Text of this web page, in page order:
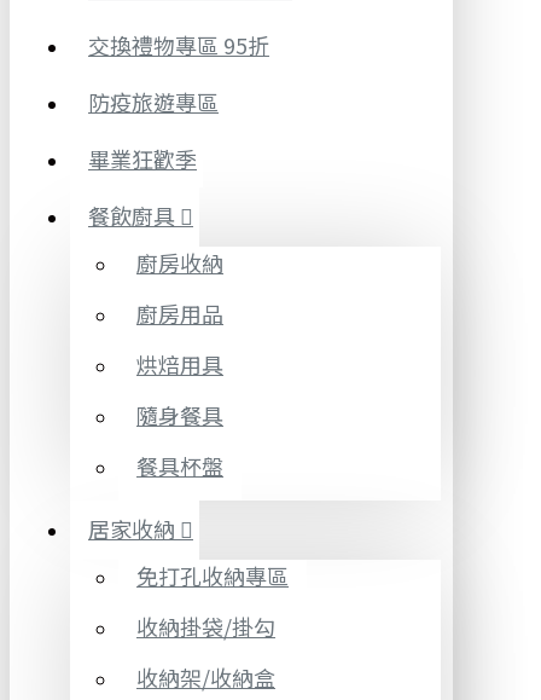
交換禮物專區 95折
防疫旅遊專區
畢業狂歡季
餐飲廚具
廚房收納
廚房用品
烘焙用具
隨身餐具
餐具杯盤
居家收納
免打孔收納專區
收納掛袋/掛勾
收納架/收納盒